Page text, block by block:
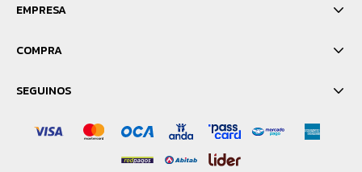
EMPRESA
COMPRA
SEGUINOS